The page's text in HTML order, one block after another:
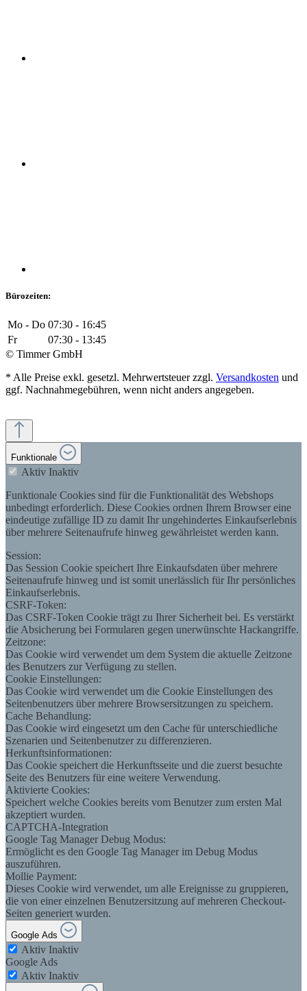
Bürozeiten:
Mo - Do 07:30 - 16:45
Fr
07:30 - 13:45
© Timmer GmbH
* Alle Preise exkl. gesetzl. Mehrwertsteuer zzgl. Versandkosten und
ggf. Nachnahmegebühren, wenn nicht anders angegeben.
Funktionale
Aktiv Inaktiv
Funktionale Cookies sind für die Funktionalität des Webshops
unbedingt erforderlich. Diese Cookies ordnen Ihrem Browser eine
eindeutige zufällige ID zu damit Ihr ungehindertes Einkaufserlebnis
über mehrere Seitenaufrufe hinweg gewährleistet werden kann.
Session:
Das Session Cookie speichert Ihre Einkaufsdaten über mehrere
Seitenaufrufe hinweg und ist somit unerlässlich für Ihr persönliches
Einkaufserlebnis.
CSRF-Token:
Das CSRF-Token Cookie trägt zu Ihrer Sicherheit bei. Es verstärkt
die Absicherung bei Formularen gegen unerwünschte Hackangriffe.
Zeitzone:
Das Cookie wird verwendet um dem System die aktuelle Zeitzone
des Benutzers zur Verfügung zu stellen.
Cookie Einstellungen:
Das Cookie wird verwendet um die Cookie Einstellungen des
Seitenbenutzers über mehrere Browsersitzungen zu speichern.
Cache Behandlung:
Das Cookie wird eingesetzt um den Cache für unterschiedliche
Szenarien und Seitenbenutzer zu differenzieren.
Herkunftsinformationen:
Das Cookie speichert die Herkunftsseite und die zuerst besuchte
Seite des Benutzers für eine weitere Verwendung.
Aktivierte Cookies:
Speichert welche Cookies bereits vom Benutzer zum ersten Mal
akzeptiert wurden.
CAPTCHA-Integration
Google Tag Manager Debug Modus:
Ermöglicht es den Google Tag Manager im Debug Modus
auszuführen.
Mollie Payment:
Dieses Cookie wird verwendet, um alle Ereignisse zu gruppieren,
die von einer einzelnen Benutzersitzung auf mehreren Checkout-
Seiten generiert wurden.
Google Ads
Aktiv Inaktiv
Google Ads
Aktiv Inaktiv